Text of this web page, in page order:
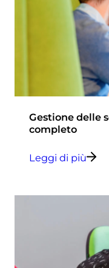
Gestione delle
completo
Leggi di più